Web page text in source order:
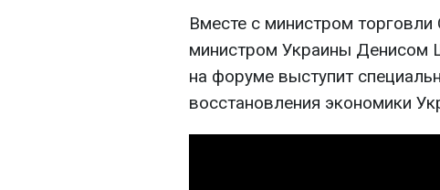
Вместе с министром
министром Украины
на форуме выступит
восстановления экономики